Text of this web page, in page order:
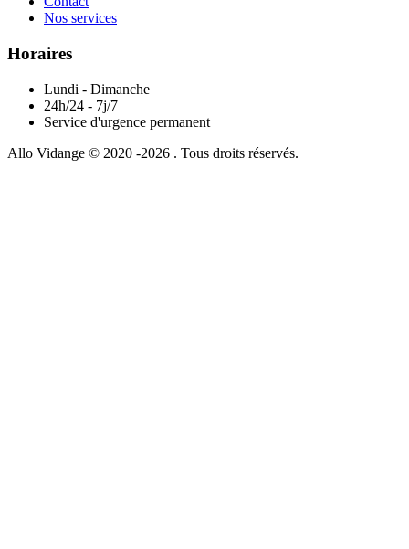
Nos services
Horaires
Lundi - Dimanche
24h/24 - 7j/7
Service d'urgence permanent
Allo Vidange © 2020 -2026 . Tous droits réservés.